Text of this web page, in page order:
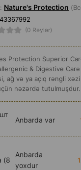
Nature's Protection
(0 Rəylər)
Protection Superior
& Digestive
ağ və ya açıq rəngli
nəzərdə tutulmuşdur.
Anbarda var
(8
Anbarda
yoxdur